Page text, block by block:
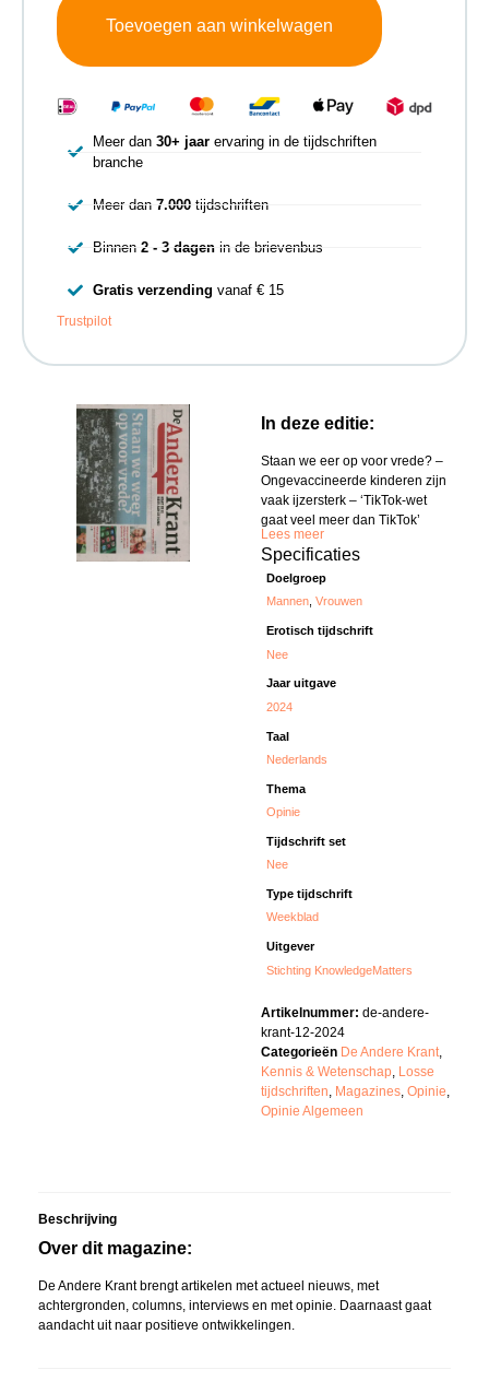
In deze editie:
Staan we eer op voor vrede? –
Ongevaccineerde kinderen zijn
vaak ijzersterk – ‘TikTok-wet
gaat veel meer dan TikTok’
Lees meer
Specificaties
Doelgroep
Mannen,Vrouwen
Erotisch tijdschrift
Nee
Jaar uitgave
2024
Taal
Nederlands
Thema
Opinie
Tijdschrift set
Nee
Type tijdschrift
Weekblad
Uitgever
Stichting KnowledgeMatters
Artikelnummer: de-andere-
krant-12-2024
Categorieën De Andere Krant,
Kennis & Wetenschap, Losse
tijdschriften, Magazines, Opinie,
Opinie Algemeen
Beschrijving
Over dit magazine:
De Andere Krant brengt artikelen met actueel nieuws, met
achtergronden, columns, interviews en met opinie. Daarnaast gaat
aandacht uit naar positieve ontwikkelingen.
Toevoegen aan winkelwagen
Meer dan 30+ jaarervaring in de tijdschriften
branche
Meer dan 7.000tijdschriften
Binnen 2 - 3 dagenin de brievenbus
Gratis verzending vanaf € 15
Trustpilot